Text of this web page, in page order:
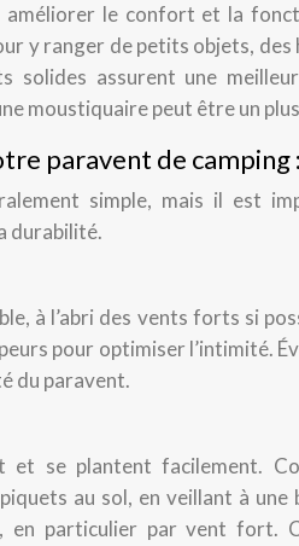
améliorer le confort et la
y ranger de petits objets,
assurent une
moustiquaire peut être un
paravent de camping
simple, mais il est
durabilité.
à l’abri des vents forts si
pour optimiser l’intimité.
du paravent.
et se plantent facilement.
au sol, en veillant à
en particulier par vent fort.